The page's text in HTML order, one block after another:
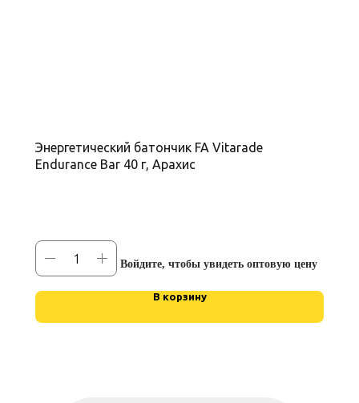
Энергетический батончик FA Vitarade
Endurance Bar 40 г, Арахис
Войдите, чтобы увидеть оптовую цену
В корзину